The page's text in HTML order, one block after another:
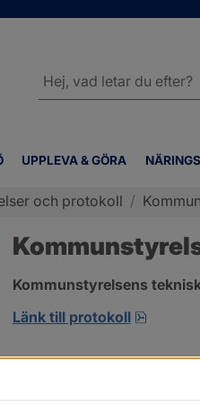
UPPLEVA & GÖRA
webbplatsen
och protokoll /
Kommunstyrelsens
Länk till protokoll
pdf,